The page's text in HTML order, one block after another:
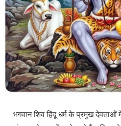
भगवान शिव हिंदू धर्म के प्रमुख